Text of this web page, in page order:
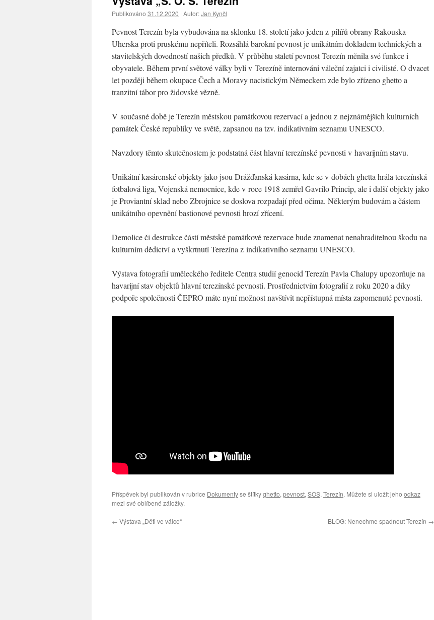
Publikováno 31.12.2020 | Autor:Jan Kynčl
Pevnost Terezín byla vybudována na sklonku 18. století jako jeden z pilířů obrany Rakouska-
Uherska proti pruskému nepříteli. Rozsáhlá barokní pevnost je unikátním dokladem technických a
stavitelských dovedností našich předků. V průběhu staletí pevnost Terezín měnila své funkce i
obyvatele. Během první světové války byli v Terezíně internováni váleční zajatci i civilisté. O dvacet
let později během okupace Čech a Moravy nacistickým Německem zde bylo zřízeno ghetto a
tranzitní tábor pro židovské vězně.
V současné době je Terezín městskou památkovou rezervací a jednou z nejznámějších kulturních
památek České republiky ve světě, zapsanou na tzv. indikativním seznamu UNESCO.
Navzdory těmto skutečnostem je podstatná část hlavní terezínské pevnosti v havarijním stavu.
Unikátní kasárenské objekty jako jsou Drážďanská kasárna, kde se v dobách ghetta hrála terezínská
fotbalová liga, Vojenská nemocnice, kde v roce 1918 zemřel Gavrilo Princip, ale i další objekty jako
je Proviantní sklad nebo Zbrojnice se doslova rozpadají před očima. Některým budovám a částem
unikátního opevnění bastionové pevnosti hrozí zřícení.
Demolice či destrukce částí městské památkové rezervace bude znamenat nenahraditelnou škodu na
kulturním dědictví a vyškrtnutí Terezína z indikativního seznamu UNESCO.
Výstava fotografií uměleckého ředitele Centra studií genocid Terezín Pavla Chalupy upozorňuje na
havarijní stav objektů hlavní terezínské pevnosti. Prostřednictvím fotografií z roku 2020 a díky
podpoře společnosti ČEPRO máte nyní možnost navštívit nepřístupná místa zapomenuté pevnosti.
Příspěvek byl publikován v rubrice Dokumentyse štítkyghetto, pevnost, SOS, Terezín. Můžete si uložit jeho odkaz
mezi své oblíbené záložky.
← Výstava „Děti ve válce“ BLOG: Nenechme spadnout Terezín →